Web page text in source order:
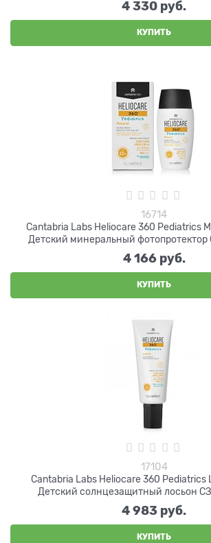
4 330 руб.
КУПИТЬ
16714
Cantabria Labs Heliocare 360 Pediatrics
Детский минеральный
4 166 руб.
КУПИТЬ
17104
Cantabria Labs Heliocare 360 Pediatrics
Детский солнцезащитный лосьон
4 983 руб.
КУПИТЬ